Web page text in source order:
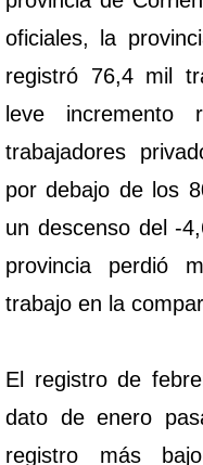
oficiales, la
registró 76,4 mil
leve
trabajadores
por debajo de los
un descenso del -
provincia perdió
trabajo en la
El registro de
dato de enero
registro más